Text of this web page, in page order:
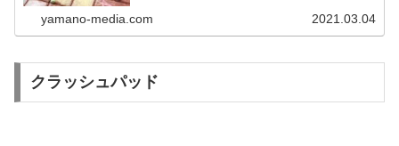
yamano-media.com 2021.03.04
クラッシュパッド